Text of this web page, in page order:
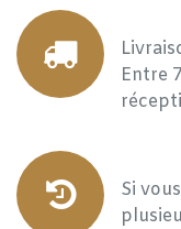
Entre
Si